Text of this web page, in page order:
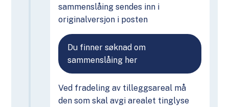
sammenslåing sendes inn i
originalversjon i posten
Du finner søknad om
sammenslåing her
Ved fradeling av tilleggsareal må
den som skal avgi arealet tinglyse